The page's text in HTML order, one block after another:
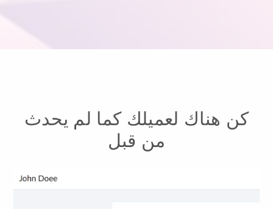
كن هناك لعميلك كما لم يحدث
من قبل